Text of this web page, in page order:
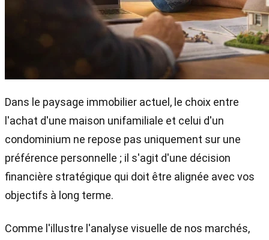
Dans le paysage immobilier actuel, le choix entre
l'achat d'une maison unifamiliale et celui d'un
condominium ne repose pas uniquement sur une
préférence personnelle ; il s'agit d'une décision
financière stratégique qui doit être alignée avec vos
objectifs à long terme.
Comme l'illustre l'analyse visuelle de nos marchés,